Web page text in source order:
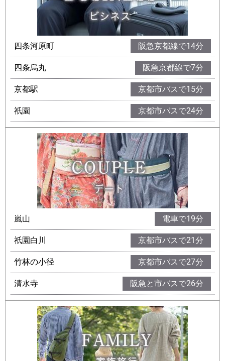
四条河原町 阪急京都線で14分
四条烏丸 阪急京都線で7分
京都駅 京都市バスで15分
祇園 京都市バスで24分
嵐山 電車で19分
祇園白川 京都市バスで21分
竹林の小径 京都市バスで27分
清水寺 阪急と市バスで26分